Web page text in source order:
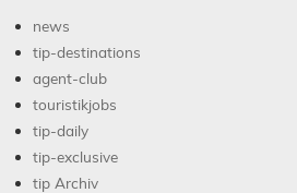
news
tip-destinations
agent-club
touristikjobs
tip-daily
tip-exclusive
tip Archiv